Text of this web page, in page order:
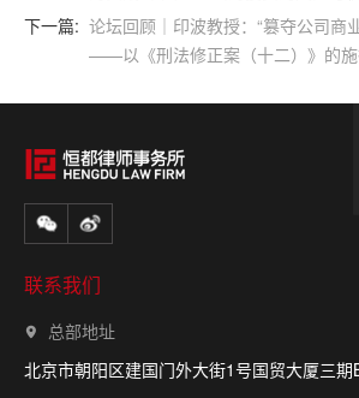
下一篇: 论坛回顾｜印波教授：“篡夺公司商
——以《刑法修正案（十二）》的
联系我们
总部地址
北京市朝阳区建国门外大街1号国贸大厦三期